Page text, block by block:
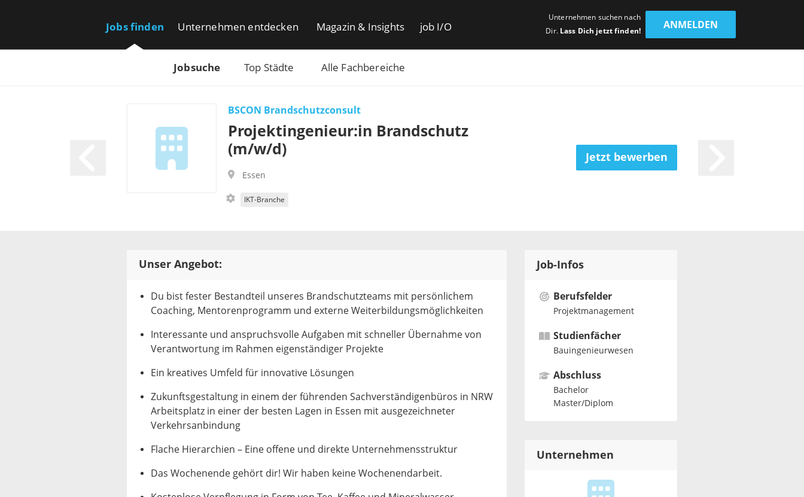
Jobs finden
Jobsuche Top Städte Alle Fachbereiche
Unternehmen entdecken Magazin & Insights job I/O
Unternehmen suchen nach
Dir. Lass Dich jetzt finden!
ANMELDEN
BSCON Brandschutzconsult
Projektingenieur:in Brandschutz
(m/w/d)
Essen
IKT-Branche
Jetzt bewerben
Unser Angebot:
Du bist fester Bestandteil unseres Brandschutzteams mit persönlichem
Coaching, Mentorenprogramm und externe Weiterbildungsmöglichkeiten
Interessante und anspruchsvolle Aufgaben mit schneller Übernahme von
Verantwortung im Rahmen eigenständiger Projekte
Ein kreatives Umfeld für innovative Lösungen
Zukunftsgestaltung in einem der führenden Sachverständigenbüros in NRW
Arbeitsplatz in einer der besten Lagen in Essen mit ausgezeichneter
Verkehrsanbindung
Flache Hierarchien – Eine offene und direkte Unternehmensstruktur
Das Wochenende gehört dir! Wir haben keine Wochenendarbeit.
Job-Infos
Berufsfelder
Projektmanagement
Studienfächer
Bauingenieurwesen
Abschluss
Bachelor
Master/Diplom
Unternehmen